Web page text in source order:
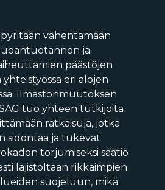
vähentämään
ja
päästöjen
eri alojen
Ilmastonmuutoksen
tuo yhteen tutkijoita
ratkaisuja, jotka
sidontaa ja tukevat
torjumiseksi säätiö
lajistoltaan rikkaimpien
suojeluun, mikä